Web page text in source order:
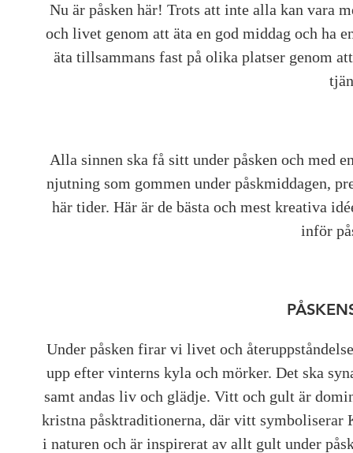
Nu är påsken här! Trots att inte alla kan vara
och livet genom att äta en god middag och ha
äta tillsammans fast på olika platser genom
Alla sinnen ska få sitt under påsken och med
njutning som gommen under påskmiddagen,
här tider. Här är de bästa och mest kreativa
inför
Under påsken firar vi livet och
upp efter vinterns kyla och mörker. Det ska
samt andas liv och glädje. Vitt och gult är
kristna påsktraditionerna, där vitt symboliserar
i naturen och är inspirerat av allt gult under